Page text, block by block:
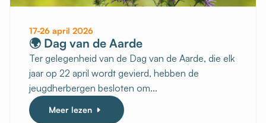
17-26 april 2026
🌍 Dag van de Aarde
Ter gelegenheid van de Dag van de Aarde, die elk
jaar op 22 april wordt gevierd, hebben de
jeugdherbergen besloten om...
Meer lezen